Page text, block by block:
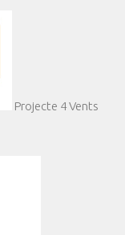
Projecte 4 Vents